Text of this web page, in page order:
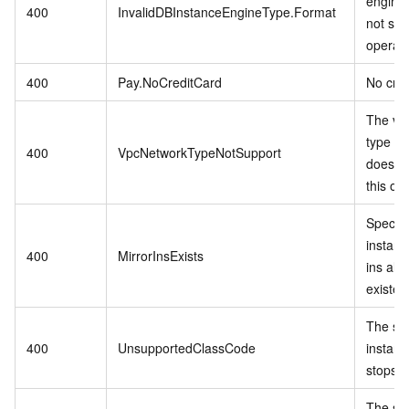
400 InvalidDBInstanceEngineType.Format
not
400 Pay.NoCreditCard No
400 VpcNetworkTypeNotSupport
The
type
does
this
400 MirrorInsExists
ins
400 UnsupportedClassCode
The
stops